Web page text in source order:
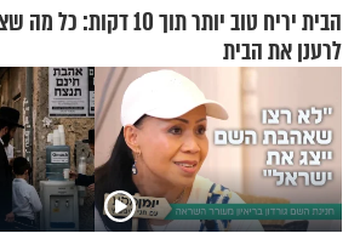
הבית יריח טוב יותר תוך 10
לרענן את הבית